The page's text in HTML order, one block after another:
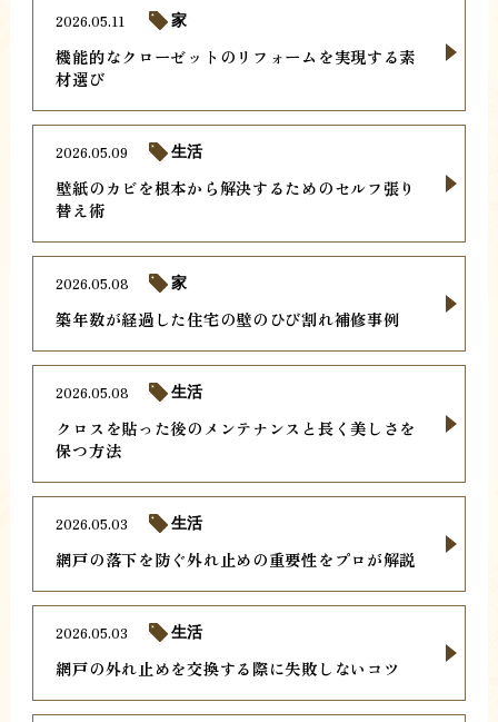
機能的なクローゼットのリフォームを実現する素
材選び
2026.05.11 家
壁紙のカビを根本から解決するためのセルフ張り
替え術
2026.05.09 生活
築年数が経過した住宅の壁のひび割れ補修事例
2026.05.08 家
クロスを貼った後のメンテナンスと長く美しさを
保つ方法
2026.05.08 生活
網戸の落下を防ぐ外れ止めの重要性をプロが解説
2026.05.03 生活
網戸の外れ止めを交換する際に失敗しないコツ
2026.05.03 生活